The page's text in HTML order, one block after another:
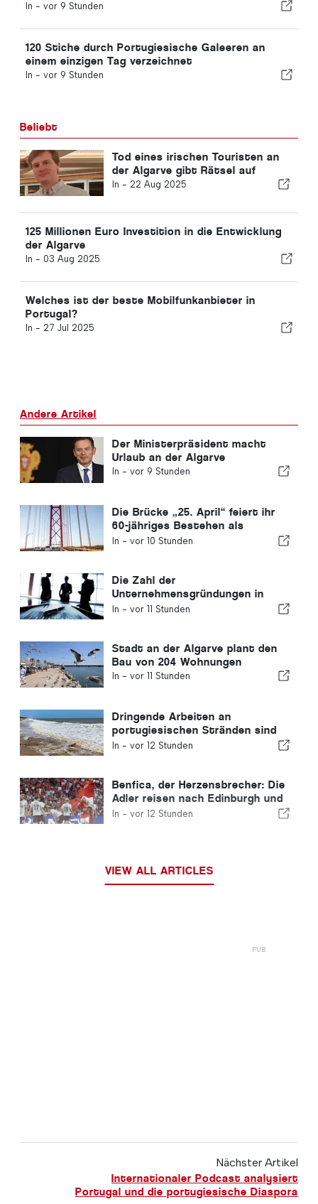
Schnellverfahren-Kanal
In - vor 9 Stunden
120 Stiche durch Portugiesische Galeeren an
einem einzigen Tag verzeichnet
In - vor 9 Stunden
Beliebt
Tod eines irischen Touristen an
der Algarve gibt Rätsel auf
In - 22 Aug 2025
125 Millionen Euro Investition in die Entwicklung
der Algarve
In - 03 Aug 2025
Welches ist der beste Mobilfunkanbieter in
Portugal?
In - 27 Jul 2025
Andere Artikel
Der Ministerpräsident macht
Urlaub an der Algarve
In - vor 9 Stunden
Die Brücke „25. April“ feiert ihr
60-jähriges Bestehen als
Verbindung zwischen Lissabon
In - vor 10 Stunden
Die Zahl der
Unternehmensgründungen in
Portugal sinkt um 4,2 %
In - vor 11 Stunden
Stadt an der Algarve plant den
Bau von 204 Wohnungen
In - vor 11 Stunden
Dringende Arbeiten an
portugiesischen Stränden sind
abgeschlossen
In - vor 12 Stunden
Benfica, der Herzensbrecher: Die
Adler reisen nach Edinburgh und
haben bereits einen Fuß in der
In - vor 12 Stunden
VIEW ALL ARTICLES
Nächster Artikel
Internationaler Podcast analysiert
Portugal und die portugiesische Diaspora